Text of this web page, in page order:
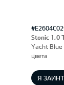
Stonic 1,0
Yacht Blue
цвета
Я